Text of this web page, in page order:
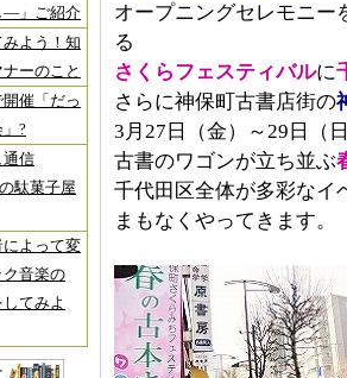
―」ご紹介
よう！知
ーのこと
催「だっ
?
通信
駄菓子屋
よって変
音楽の
してみよ
オープニングセレモニー
る
さくらフェスティバルに
さらに神保町古書店街の
3月27日（金）～29日（
古書のワゴンが立ち並ぶ
千代田区全体が多彩なイ
まもなくやってきます。